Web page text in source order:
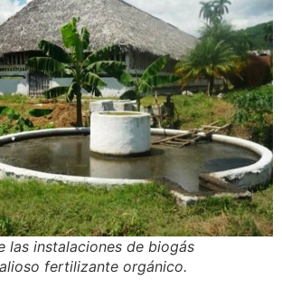
las instalaciones de biogás
fertilizante orgánico.